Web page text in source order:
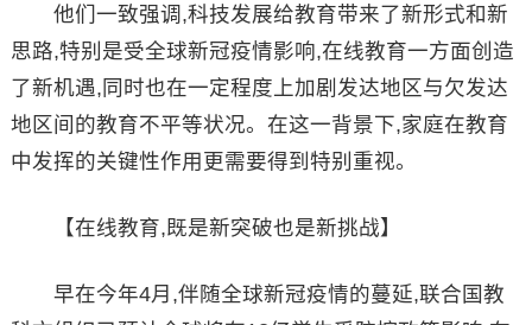
他们一致强调,科技发展给教育带来了新形式和新
思路,特别是受全球新冠疫情影响,在线教育一方面创造
了新机遇,同时也在一定程度上加剧发达地区与欠发达
地区间的教育不平等状况。在这一背景下,家庭在教育
中发挥的关键性作用更需要得到特别重视。
【在线教育,既是新突破也是新挑战】
早在今年4月,伴随全球新冠疫情的蔓延,联合国教